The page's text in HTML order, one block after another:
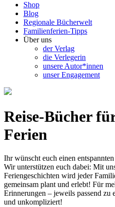
Shop
Blog
Regionale Bücherwelt
Familienferien-Tipps
Über uns
der Verlag
die Verlegerin
unsere Autor*innen
unser Engagement
Reise-Bücher
Ferien
Ihr wünscht euch einen
Wir unterstützen euch dabei: Mit
Feriengeschichten wird jeder
gemeinsam plant und erlebt! Für
Erinnerungen – jeweils passend zu
und unkompliziert!